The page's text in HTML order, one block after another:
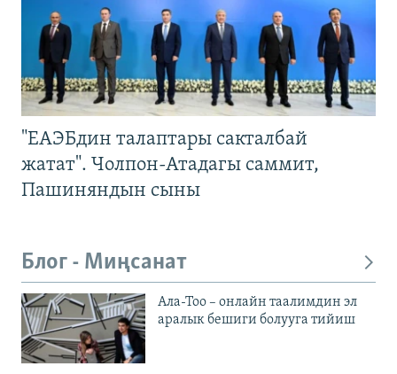
"ЕАЭБдин талаптары сакталбай
жатат". Чолпон-Атадагы саммит,
Пашиняндын сыны
Блог - Миңсанат
Ала-Тоо – онлайн таалимдин эл
аралык бешиги болууга тийиш